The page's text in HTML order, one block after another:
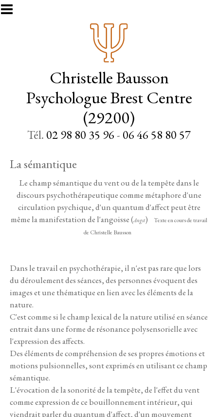
Aller au contenu principal
Christelle Bausson
Psychologue Brest Centre
(29200)
Tél. 02 98 80 35 96- 06 46 58 80 57
La sémantique
Le champ sémantique du vent ou de la tempête dans le
discours psychothérapeutique comme métaphore d'une
circulation psychique, d'un quantum d'affect peut être
même la manifestation de l'angoisse (Angst)
Texte en cours de travail
de Christelle Bausson
Dans le travail en psychothérapie, il n'est pas rare que lors
du déroulement des séances, des personnes évoquent des
images et une thématique en lien avec les éléments de la
nature.
C'est comme si le champ lexical de la nature utilisé en séance
entrait dans une forme de résonance polysensorielle avec
l'expression des affects.
Des éléments de compréhension de ses propres émotions et
motions pulsionnelles, sont exprimés en utilisant ce champ
sémantique.
L'évocation de la sonorité de la tempête, de l'effet du vent
comme expression de ce bouillonnement intérieur, qui
viendrait parler du quantum d'affect, d'un mouvement